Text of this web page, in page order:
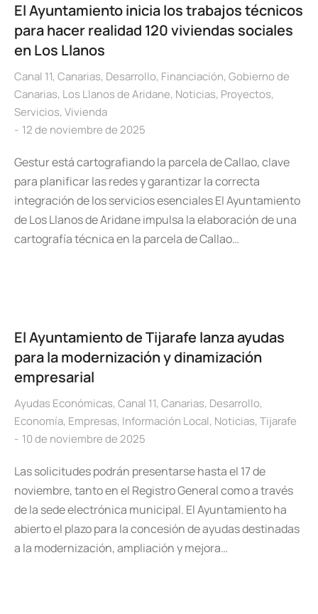
El Ayuntamiento inicia los trabajos técnicos
para hacer realidad 120 viviendas sociales
en Los Llanos
Canal 11, Canarias, Desarrollo, Financiación, Gobierno de
Canarias, Los Llanos de Aridane, Noticias, Proyectos,
Servicios, Vivienda
12 de noviembre de 2025
Gestur está cartografiando la parcela de Callao, clave
para planificar las redes y garantizar la correcta
integración de los servicios esenciales El Ayuntamiento
de Los Llanos de Aridane impulsa la elaboración de una
cartografía técnica en la parcela de Callao…
El Ayuntamiento de Tijarafe lanza ayudas
para la modernización y dinamización
empresarial
Ayudas Económicas, Canal 11, Canarias, Desarrollo,
Economía, Empresas, Información Local, Noticias, Tijarafe
10 de noviembre de 2025
Las solicitudes podrán presentarse hasta el 17 de
noviembre, tanto en el Registro General como a través
de la sede electrónica municipal. El Ayuntamiento ha
abierto el plazo para la concesión de ayudas destinadas
a la modernización, ampliación y mejora…